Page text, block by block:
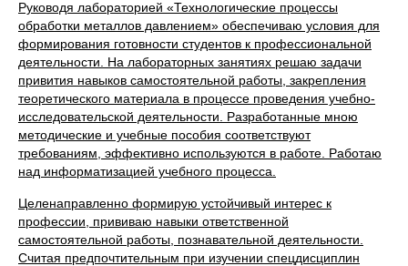
Руководя лабораторией «Технологические процессы
обработки металлов давлением» обеспечиваю условия для
формирования готовности студентов к профессиональной
деятельности. На лабораторных занятиях решаю задачи
привития навыков самостоятельной работы, закрепления
теоретического материала в процессе проведения учебно-
исследовательской деятельности. Разработанные мною
методические и учебные пособия соответствуют
требованиям, эффективно используются в работе. Работаю
над информатизацией учебного процесса.
Целенаправленно формирую устойчивый интерес к
профессии, прививаю навыки ответственной
самостоятельной работы, познавательной деятельности.
Считая предпочтительным при изучении спецдисциплин